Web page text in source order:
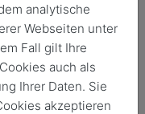
analytische
Webseiten unter
Fall gilt Ihre
auch als
Ihrer Daten. Sie
akzeptieren